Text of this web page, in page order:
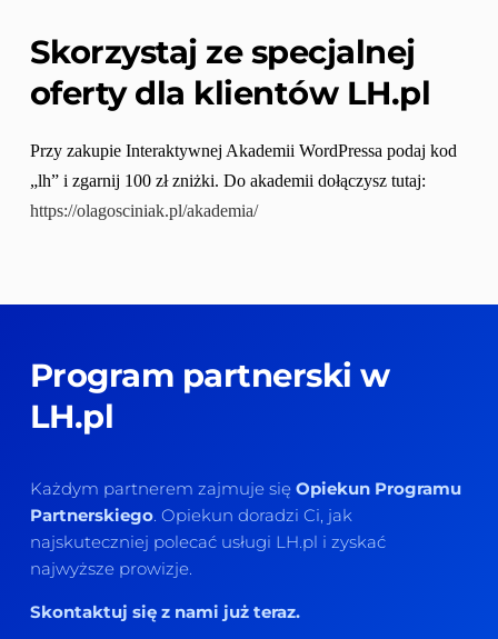
Skorzystaj ze specjalnej
oferty dla klientów LH.pl
Przy zakupie Interaktywnej Akademii WordPressa podaj kod
https://olagosciniak.pl/akademia/
Program partnerski w
LH.pl
Każdym partnerem zajmuje się Opiekun Programu
Partnerskiego. Opiekun doradzi Ci, jak
najskuteczniej polecać usługi LH.pl i zyskać
najwyższe prowizje.
Skontaktuj się z nami już teraz.